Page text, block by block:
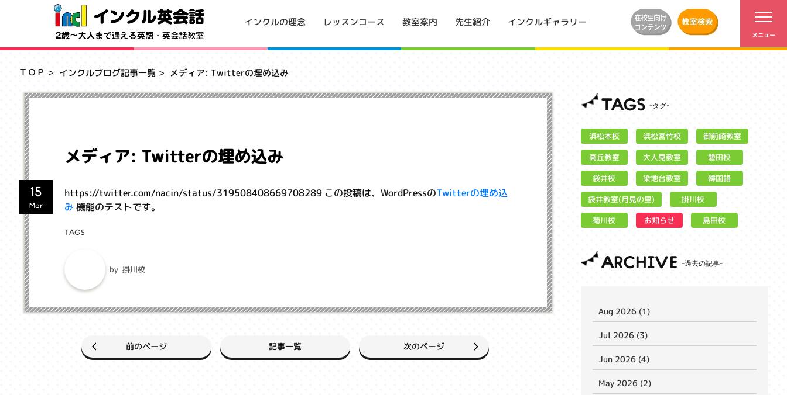
インクルの理念 レッスンコース 教室案内 先生紹介 インクルギャラリー
ＴＯＰ インクルブログ記事一覧 メディア: Twitterの埋め込み
メディア: Twitterの埋め込み
15
Mar
https://twitter.com/nacin/status/319508408669708289 この投稿は、WordPressのTwitterの埋め込
み 機能のテストです。
TAGS
by 掛川校
前のページ 記事一覧 次のページ
TAGS
浜松本校 浜松宮竹校 御前崎教室
高丘教室 大人見教室
磐田校
袋井校
染地台教室 韓国語
袋井教室(月見の里)
掛川校
菊川校
お知らせ 島田校
ARCHIVE
Aug 2026 (1)
Jul 2026 (3)
Jun 2026 (4)
May 2026 (2)